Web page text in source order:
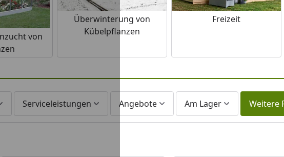
von
Überwinterung von
Kübelpflanzen
Freizeit
Serviceleistungen Angebote Am Lager Weitere